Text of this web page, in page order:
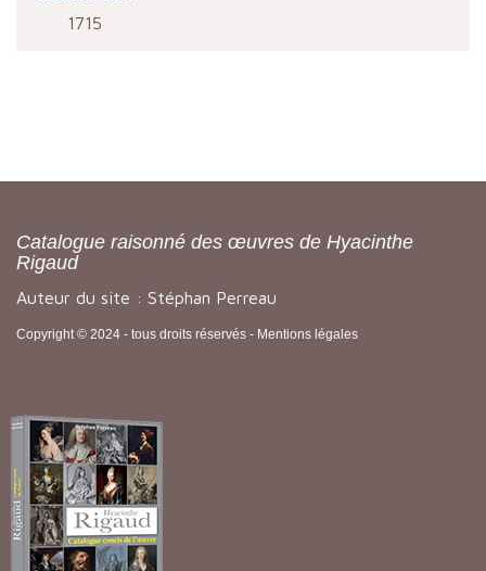
1715
Catalogue raisonné des œuvres de Hyacinthe
Rigaud
Auteur du site : Stéphan Perreau
Copyright © 2024 - tous droits réservés - Mentions légales